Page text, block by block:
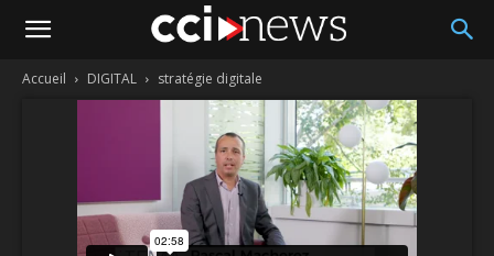
Accueil DIGITAL stratégie digitale